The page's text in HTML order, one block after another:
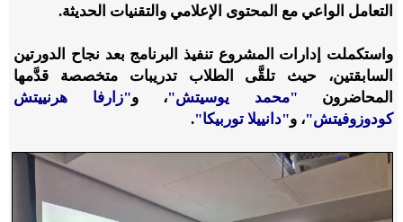
التعامل الواعي مع المحتوى الإعلامي والتقنيات الحديثة.
واستكملت إدارات المشروع تنفيذ البرنامج بعد نجاح الدورتين
السابقتين، حيث تلقَّى الطلاب تدريبات متخصصة قدَّمها
المحاضرون "محمد يوسيتش"، و"زارفا هرنييتش
كودوزوفيتش"، و"دانييلا توربيكا".